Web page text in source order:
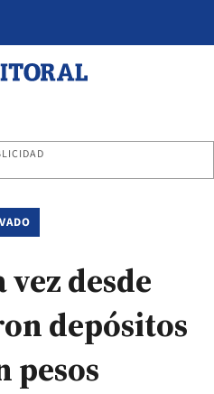
desde
depósitos
pesos